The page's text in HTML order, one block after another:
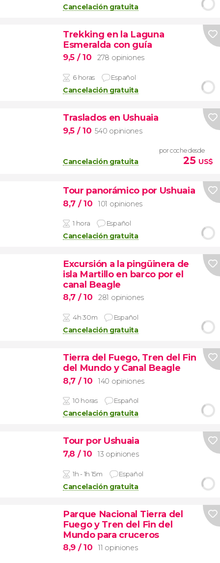
Cancelación gratuita
Trekking en la Laguna
Esmeralda con guía
9,5 / 10 278 opiniones
6 horas Español
Cancelación gratuita
Traslados en Ushuaia
9,5 / 10 540 opiniones
Cancelación gratuita
por coche desde
25 US$
Tour panorámico por Ushuaia
8,7 / 10 101 opiniones
1 hora Español
Cancelación gratuita
Excursión a la pingüinera de
isla Martillo en barco por el
canal Beagle
8,7 / 10 281 opiniones
4h 30m Español
Cancelación gratuita
Tierra del Fuego, Tren del Fin
del Mundo y Canal Beagle
8,7 / 10 140 opiniones
10 horas Español
Cancelación gratuita
Tour por Ushuaia
7,8 / 10 13 opiniones
1h - 1h 15m Español
Cancelación gratuita
Parque Nacional Tierra del
Fuego y Tren del Fin del
Mundo para cruceros
8,9 / 10 11 opiniones